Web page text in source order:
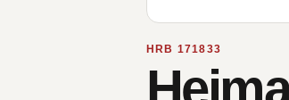
HRB 171833